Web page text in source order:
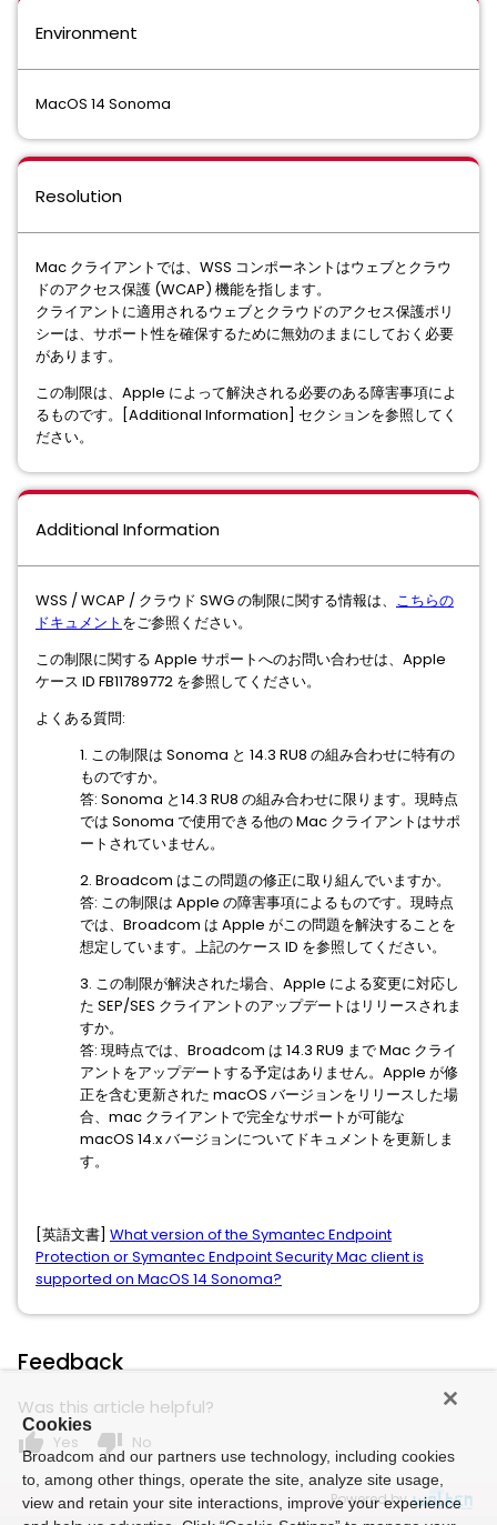
Environment
MacOS 14 Sonoma
Resolution
Mac クライアントでは、WSS コンポーネントはウェブとクラウ
ドのアクセス保護 (WCAP) 機能を指します。
クライアントに適用されるウェブとクラウドのアクセス保護ポリ
シーは、サポート性を確保するために無効のままにしておく必要
があります。
この制限は、Apple によって解決される必要のある障害事項によ
るものです。[Additional Information] セクションを参照してく
ださい。
Additional Information
WSS / WCAP / クラウド SWG の制限に関する情報は、 こちらの
ドキュメント をご参照ください。
この制限に関する Apple サポートへのお問い合わせは、Apple
ケース ID FB11789772 を参照してください。
よくある質問:
1. この制限は Sonoma と 14.3 RU8 の組み合わせに特有の
ものですか。
答: Sonoma と14.3 RU8 の組み合わせに限ります。現時点
では Sonoma で使用できる他の Mac クライアントはサポ
ートされていません。
2. Broadcom はこの問題の修正に取り組んでいますか。
答: この制限は Apple の障害事項によるものです。現時点
では、Broadcom は Apple がこの問題を解決することを
想定しています。上記のケース ID を参照してください。
3. この制限が解決された場合、Apple による変更に対応し
た SEP/SES クライアントのアップデートはリリースされま
すか。
答: 現時点では、Broadcom は 14.3 RU9 まで Mac クライ
アントをアップデートする予定はありません。Apple が修
正を含む更新された macOS バージョンをリリースした場
合、mac クライアントで完全なサポートが可能な
macOS 14.x バージョンについてドキュメントを更新しま
す。
[英語文書] What version of the Symantec Endpoint
Protection or Symantec Endpoint Security Mac client is
supported on MacOS 14 Sonoma?
Feedback
Was this article helpful?
thumb_up Yes thumb_down No
Powered by
Cookies
Broadcom and our partners use technology, including cookies
to, among other things, operate the site, analyze site usage,
view and retain your site interactions, improve your experience